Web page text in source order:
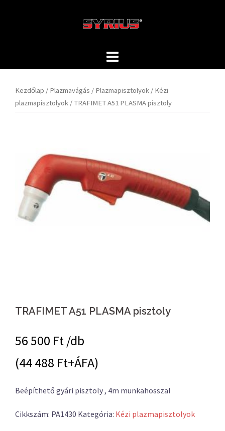
Kezdőlap / Plazmavágás / Plazmapisztolyok / Kézi
plazmapisztolyok / TRAFIMET A51 PLASMA pisztoly
TRAFIMET A51 PLASMA pisztoly
56 500 Ft /db
(44 488 Ft+ÁFA)
Beépíthető gyári pisztoly , 4m munkahosszal
Cikkszám: PA1430 Kategória: Kézi plazmapisztolyok